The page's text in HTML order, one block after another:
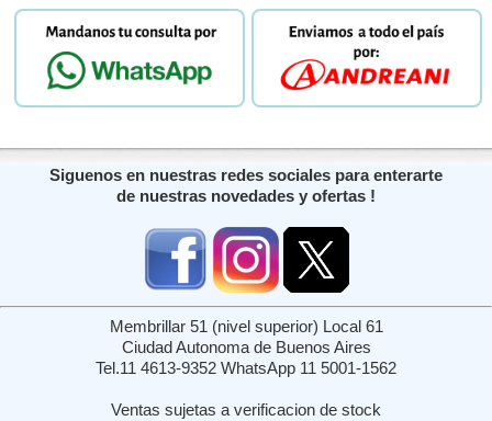
Siguenos en nuestras redes sociales para enterarte
de nuestras novedades y ofertas !
Membrillar 51 (nivel superior) Local 61
Ciudad Autonoma de Buenos Aires
Tel.11 4613-9352 WhatsApp 11 5001-1562
Ventas sujetas a verificacion de stock